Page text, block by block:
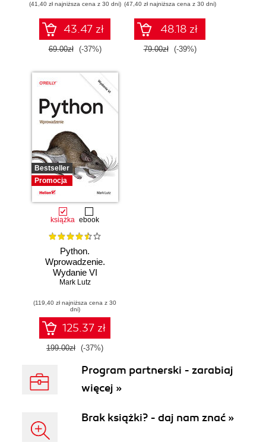
współczesnej
sztucznej
inteligencji
(41,40 zł najniższa cena z 30 dni)
43.47 zł
69.00zł (-37%)
dowodów
elektronicznych dla
początkujących.
Wydanie II
(47,40 zł najniższa cena z 30 dni)
48.18 zł
79.00zł (-39%)
Bestseller
Promocja
książka ebook
Python.
Wprowadzenie.
Wydanie VI
Mark Lutz
(119,40 zł najniższa cena z 30
dni)
125.37 zł
199.00zł (-37%)
Program partnerski - zarabiaj
więcej »
Brak książki? - daj nam znać »